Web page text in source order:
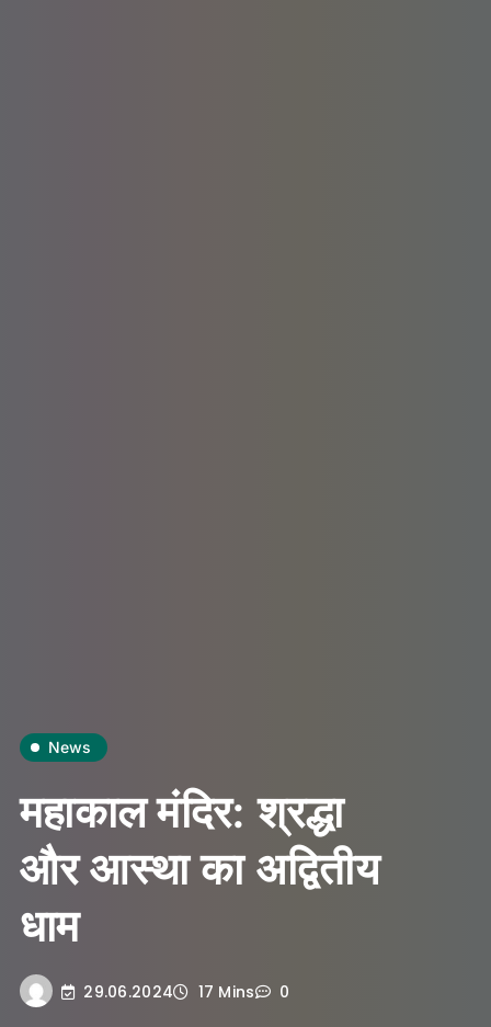
News
महाकाल मंदिर: श्रद्धा
और आस्था का अद्वितीय
धाम
29.06.2024 17 Mins 0